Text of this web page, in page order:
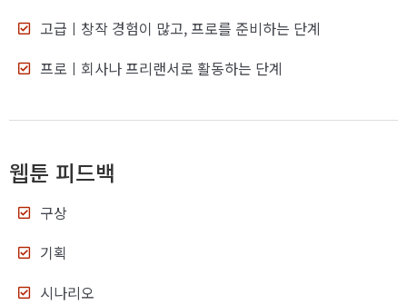
고급 ㅣ창작 경험이 많고, 프로를 준비하는 단계
프로 ㅣ회사나 프리랜서로 활동하는 단계
웹툰 피드백
구상
기획
시나리오